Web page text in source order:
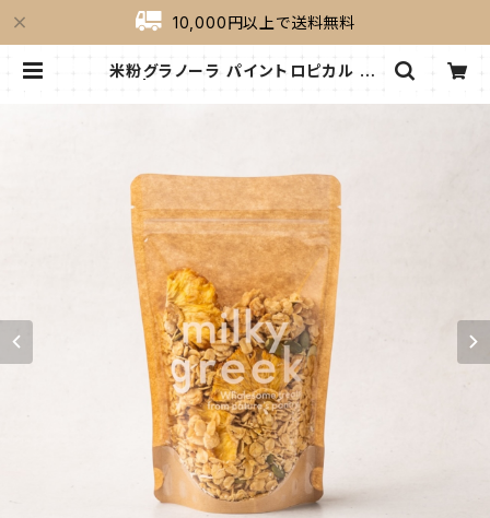
10,000円以上で送料無料
米粉グラノーラ パイントロピカル 18
ク）｜公式オンラインショップ